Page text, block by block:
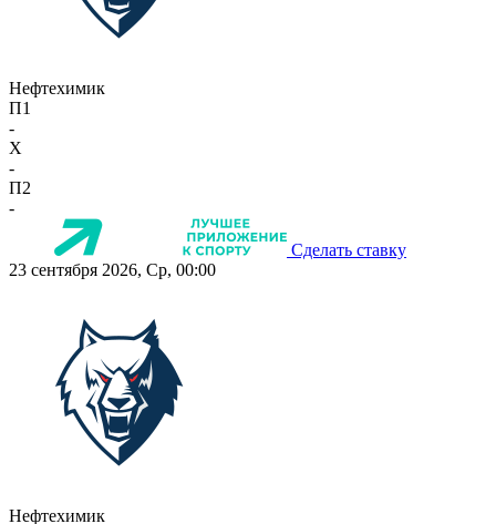
Нефтехимик
П1
-
X
-
П2
-
Сделать ставку
23 сентября 2026, Ср, 00:00
Нефтехимик